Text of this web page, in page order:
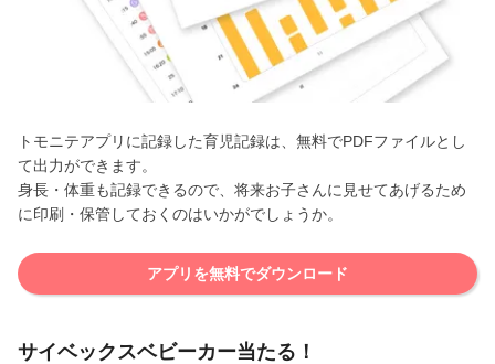
トモニテアプリに記録した育児記録は、無料でPDFファイルとし
て出力ができます。
身長・体重も記録できるので、将来お子さんに見せてあげるため
に印刷・保管しておくのはいかがでしょうか。
アプリを無料でダウンロード
サイベックスベビーカー当たる！